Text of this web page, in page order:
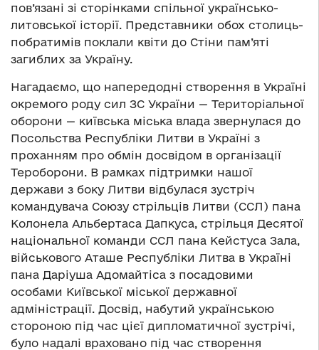
пов’язані зі сторінками спільної українсько-
литовської історії. Представники обох столиць-
побратимів поклали квіти до Стіни пам’яті
загиблих за Україну.
Нагадаємо, що напередодні створення в Україні
окремого роду сил ЗС України — Територіальної
оборони — київська міська влада звернулася до
Посольства Республіки Литви в Україні з
проханням про обмін досвідом в організації
Тероборони. В рамках підтримки нашої
держави з боку Литви відбулася зустріч
командувача Союзу стрільців Литви (ССЛ) пана
Колонела Альбертаса Дапкуса, стрільця Десятої
національної команди ССЛ пана Кейстуса Зала,
військового Аташе Республіки Литва в Україні
пана Даріуша Адомайтіса з посадовими
особами Київської міської державної
адміністрації. Досвід, набутий українською
стороною під час цієї дипломатичної зустрічі,
було надалі враховано під час створення